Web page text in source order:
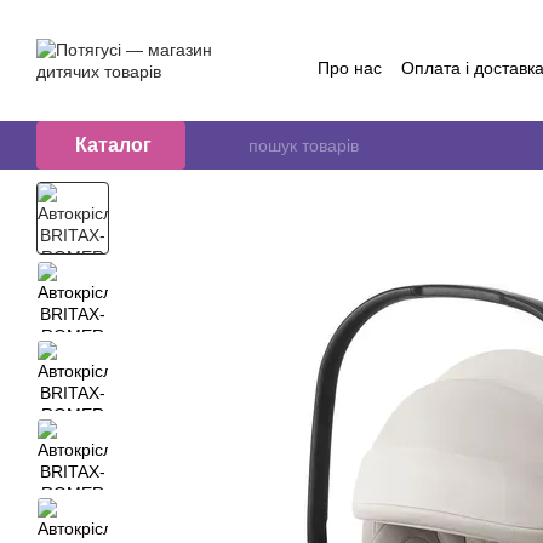
Про нас
Оплата і доставка
Контактна інформація
Договір публичної оферти
Відгуки про магазин
Каталог